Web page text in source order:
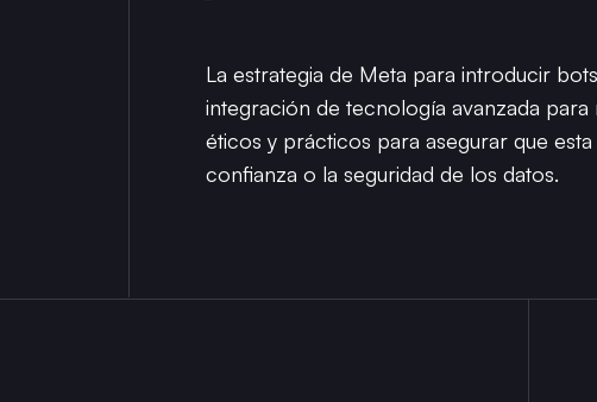
La estrategia de Meta para introducir
integración de tecnología avanzada
éticos y prácticos para asegurar que
confianza o la seguridad de los datos.